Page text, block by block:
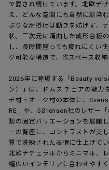
で愛され続けています。北欧デ
え、どんな空間にも自然に馴染
ぶりな肘掛けは動きを妨げず、
状。三次元に湾曲した成形合板
し、長時間座っても疲れにくい
グ可能な構造で、省スペース収納
2026年に登場する「Beauty
ン）」は、ドムス チェアの魅力
チ材・オーク材の本体に、
RE」や、SØrensen社のレザー
類の固定バリエーションを展開
ーの背座に、コントラストが美
質で洗練された表情に仕上げてい
北欧ナチュラルからミニマル、
幅広いインテリアに合わせやす